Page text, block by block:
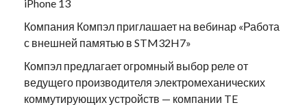
iPhone 13
Компания Компэл приглашает на вебинар «Работа
с внешней памятью в STM32H7»
Компэл предлагает огромный выбор реле от
ведущего производителя электромеханических
коммутирующих устройств — компании TE